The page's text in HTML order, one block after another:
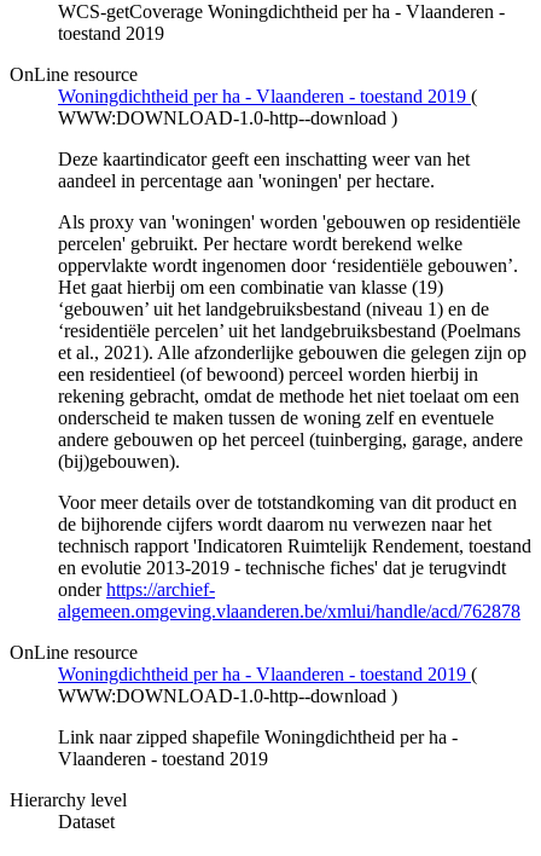
WCS-getCoverage Woningdichtheid per ha - Vlaanderen -
toestand 2019
OnLine resource
Woningdichtheid per ha - Vlaanderen - toestand 2019 (
WWW:DOWNLOAD-1.0-http--download )
Deze kaartindicator geeft een inschatting weer van het
aandeel in percentage aan 'woningen' per hectare.
Als proxy van 'woningen' worden 'gebouwen op residentiële
percelen' gebruikt. Per hectare wordt berekend welke
oppervlakte wordt ingenomen door ‘residentiële gebouwen’.
Het gaat hierbij om een combinatie van klasse (19)
‘gebouwen’ uit het landgebruiksbestand (niveau 1) en de
‘residentiële percelen’ uit het landgebruiksbestand (Poelmans
et al., 2021). Alle afzonderlijke gebouwen die gelegen zijn op
een residentieel (of bewoond) perceel worden hierbij in
rekening gebracht, omdat de methode het niet toelaat om een
onderscheid te maken tussen de woning zelf en eventuele
andere gebouwen op het perceel (tuinberging, garage, andere
(bij)gebouwen).
Voor meer details over de totstandkoming van dit product en
de bijhorende cijfers wordt daarom nu verwezen naar het
technisch rapport 'Indicatoren Ruimtelijk Rendement, toestand
en evolutie 2013-2019 - technische fiches' dat je terugvindt
onderhttps://archief-
algemeen.omgeving.vlaanderen.be/xmlui/handle/acd/762878
OnLine resource
Woningdichtheid per ha - Vlaanderen - toestand 2019 (
WWW:DOWNLOAD-1.0-http--download )
Link naar zipped shapefile Woningdichtheid per ha -
Vlaanderen - toestand 2019
Hierarchy level
Dataset